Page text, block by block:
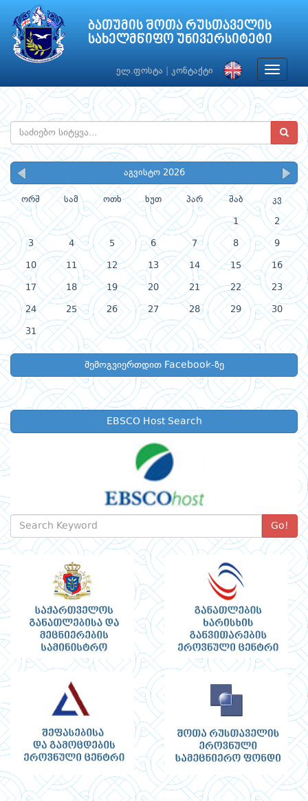
ბათუმის შოთა რუსთაველის
სახელმწიფო უნივერსიტეტი
ელ.ფოსტა კონტაქტი
Toggle
აგვისტო 2026
ორშ სამ ოთხ ხუთ პარ შაბ კვ
1 2
3 4 5 6 7 8 9
10 11 12 13 14 15 16
17 18 19 20 21 22 23
24 25 26 27 28 29 30
31
შემოგვიერთდით Facebook-ზე
EBSCO Host Search
Go!